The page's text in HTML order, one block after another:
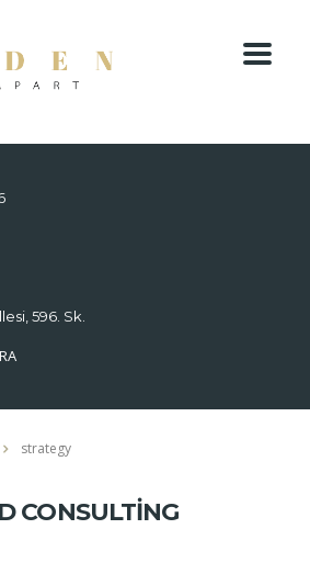
596. Sk.
strategy
CONSULTING